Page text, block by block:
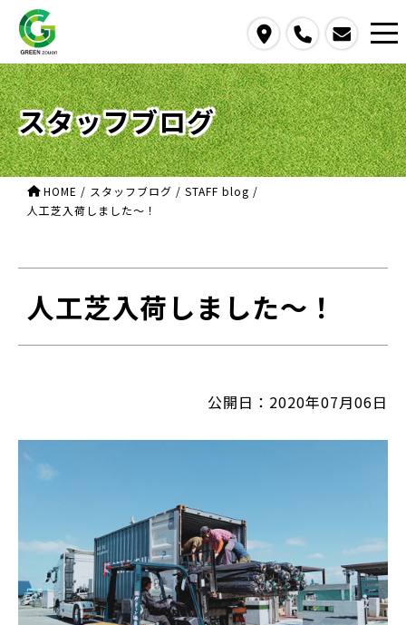
contact us
スタッフブログ
HOME / スタッフブログ / STAFF blog /
人工芝入荷しました～！
人工芝入荷しました～！
公開日：2020年07月06日